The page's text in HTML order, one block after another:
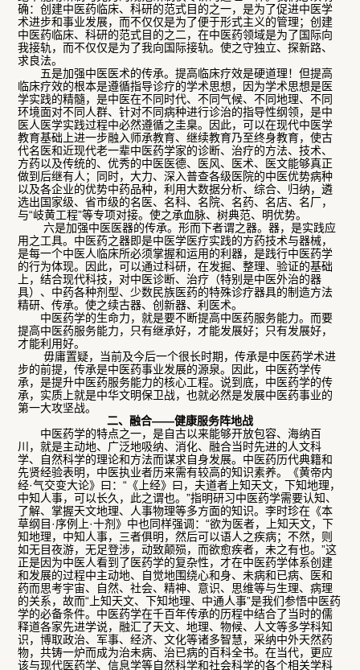
确：创建中医药临床、科研的范式目的之一，是为了促进中医学
术进步和事业发展，而不仅仅是为了便于形式主义的管理；创建
中医药临床、科研的范式目的之二，在中医药领域是为了国际向
我接轨，而不仅仅是为了我向国际接轨。使之守独立、探新路、
求良法。
五是加强中医医术的传承。提高临床疗效是硬道理！但提高
临床疗效的根本是遵循指导诊疗的学术思想，因为学术思想是医
学实践的精髓，是中医在不同时代、不同气候、不同地理、不同
环境面对不同人群、针对不同病种进行诊治的指导性纲领，是中
医人医学实践过程中必然遵循之圭臬。因此，可以在现代中医学
教育基础上进一步融入师承教育、继续教育乃至终身教育，使古
代名医和近现代老一辈中医药学家的诊断、治疗的方法、技术、
方药以及传统的、优秀的中医医德、医风、医术、医文能够真正
做到后继有人；同时，大力、深入普查各级医院的中医优势病种
以及各企业的优势中药品种，利用大数据分析、综合、归纳，遴
选出国家级、省市级的名医、名科、名院、名药、名店、名厂，
与“岐黄工程”等专项对接。使之承血脉、树典范、明优势。
六是加强中医医器的传承。形而下者谓之器。器，是实践应
用之工具。中医药之器即是中医学医疗实践的方药技术与器械，
是每一个中医人临床所必须掌握和运用的利器，是践行中医药学
的行为体现。因此，可以通过科研，在发掘、整理、验证的基础
上，结合现代科技，对中医诊断、治疗（特别是中医外治的器
具）、中药各种剂型、少数民族医药的特殊诊疗器具的制造方法
精研、传承。使之续古器、创新器、利医术。
中医药学的生命力，就是要不断提高中医药服务能力。而要
提高中医药服务能力，只有继承好，才能发展好；只有发展好，
才能利用好。
毋庸置疑，当前及今后一个很长时期，传承是中医药学术进
步的前提，传承是中医药事业发展的源泉。因此，中医药学传
承，是提升中医药服务能力的核心工程。说到底，中医药学的传
承，实质上就是中华文明保卫战，也就必然是发展中医药事业的
第一大攻坚战。
二、融合——健康服务阵地战
中医药学的特点之一，是自古以来能够开放包容、海纳百
川，就是主动地、广泛地吸纳、消化、融合当时先进的人文科
学、自然科学的理论和方法而谋求自身发展。中医药历代典籍和
先贤经验表明，中医执业者历来需有较高的知识素养。《黄帝内
经·气交变大论》曰：“《上经》曰，夫道者上知天文，下知地理，
中知人事，可以长久，此之谓也。”指明研习中医药学需要认知、
了解、掌握天文地理、人事物理等多方面的知识。李时珍在《本
草纲目·序例上·十剂》中也同样强调：“欲为医者，上知天文，下
知地理，中知人事，三者俱明，然后可以语人之疾病；不然，则
如无目夜游，无足登涉，动致颠殒，而欲愈疾者，未之有也。”这
正是因为中医人看到了医药学的复杂性，才在中医药学体系创建
和发展的过程中主动地、自觉地围绕心和身、未病和已病、医和
药而思考宇宙、自然、社会、精神、意识、思维等与生理、病理
的关系，故而“上知天文、下知地理、中通人事”是我们参悟中医药
学的必备条件。中医药学在千百年传承的历程中结合了当时的儒
释道各家先进学说，融汇了天文、地理、物候、人文等多学科知
识，博取政治、军事、经济、文化等诸多智慧，采纳中外天然药
物，共铸一炉而成为治未病、治已病的百科全书。在当代，更应
该与现代医药学、信息学等自然科学和社会科学的各个相关学科